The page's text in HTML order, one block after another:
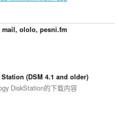
mail, ololo, pesni.fm
(DSM 4.1 and older)
DiskStation的下载内容